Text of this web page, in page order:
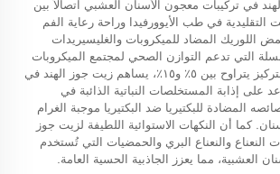
في تركيبات معجون الأسنان العشبي اتصالاً بين
في طب الأيوورفيدا وراحة رعاية الفم
اللوريك المضاد للميكروبات والغليسيريدات
التي تدعم التوازن الصحي لمجتمع الميكروبات
الفموية. وعند دمجه بتركيز يتراوح بين ٥٪ و١٥٪، يساهم زيت جوز الهند في
على إذابة المستخلصات النباتية الذائبة في
المضادة للبكتيريا ضد البكتيريا موجبة الغرام
كما أن النكهات الاستوائية اللطيفة لزيت جوز
النعناع والنعناع البري والحمضيات التي تُستخدم
العشبية، مما يعزز الجاذبية الحسية العامة.